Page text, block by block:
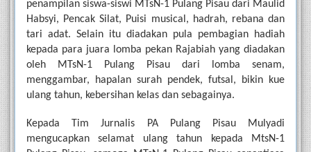
penampilan siswa-siswi MTsN-1 Pulang Pisau dari Maulid
Habsyi, Pencak Silat, Puisi musical, hadrah, rebana dan
tari adat. Selain itu diadakan pula pembagian hadiah
kepada para juara lomba pekan Rajabiah yang diadakan
oleh MTsN-1 Pulang Pisau dari lomba senam,
menggambar, hapalan surah pendek, futsal, bikin kue
ulang tahun, kebersihan kelas dan sebagainya.
Kepada Tim Jurnalis PA Pulang Pisau Mulyadi
mengucapkan selamat ulang tahun kepada MtsN-1